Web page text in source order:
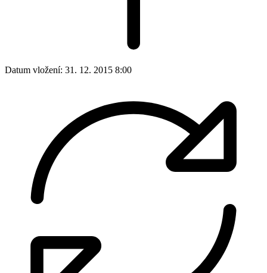
Datum vložení: 31. 12. 2015 8:00